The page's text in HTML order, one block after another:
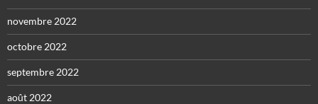
novembre 2022
octobre 2022
septembre 2022
août 2022